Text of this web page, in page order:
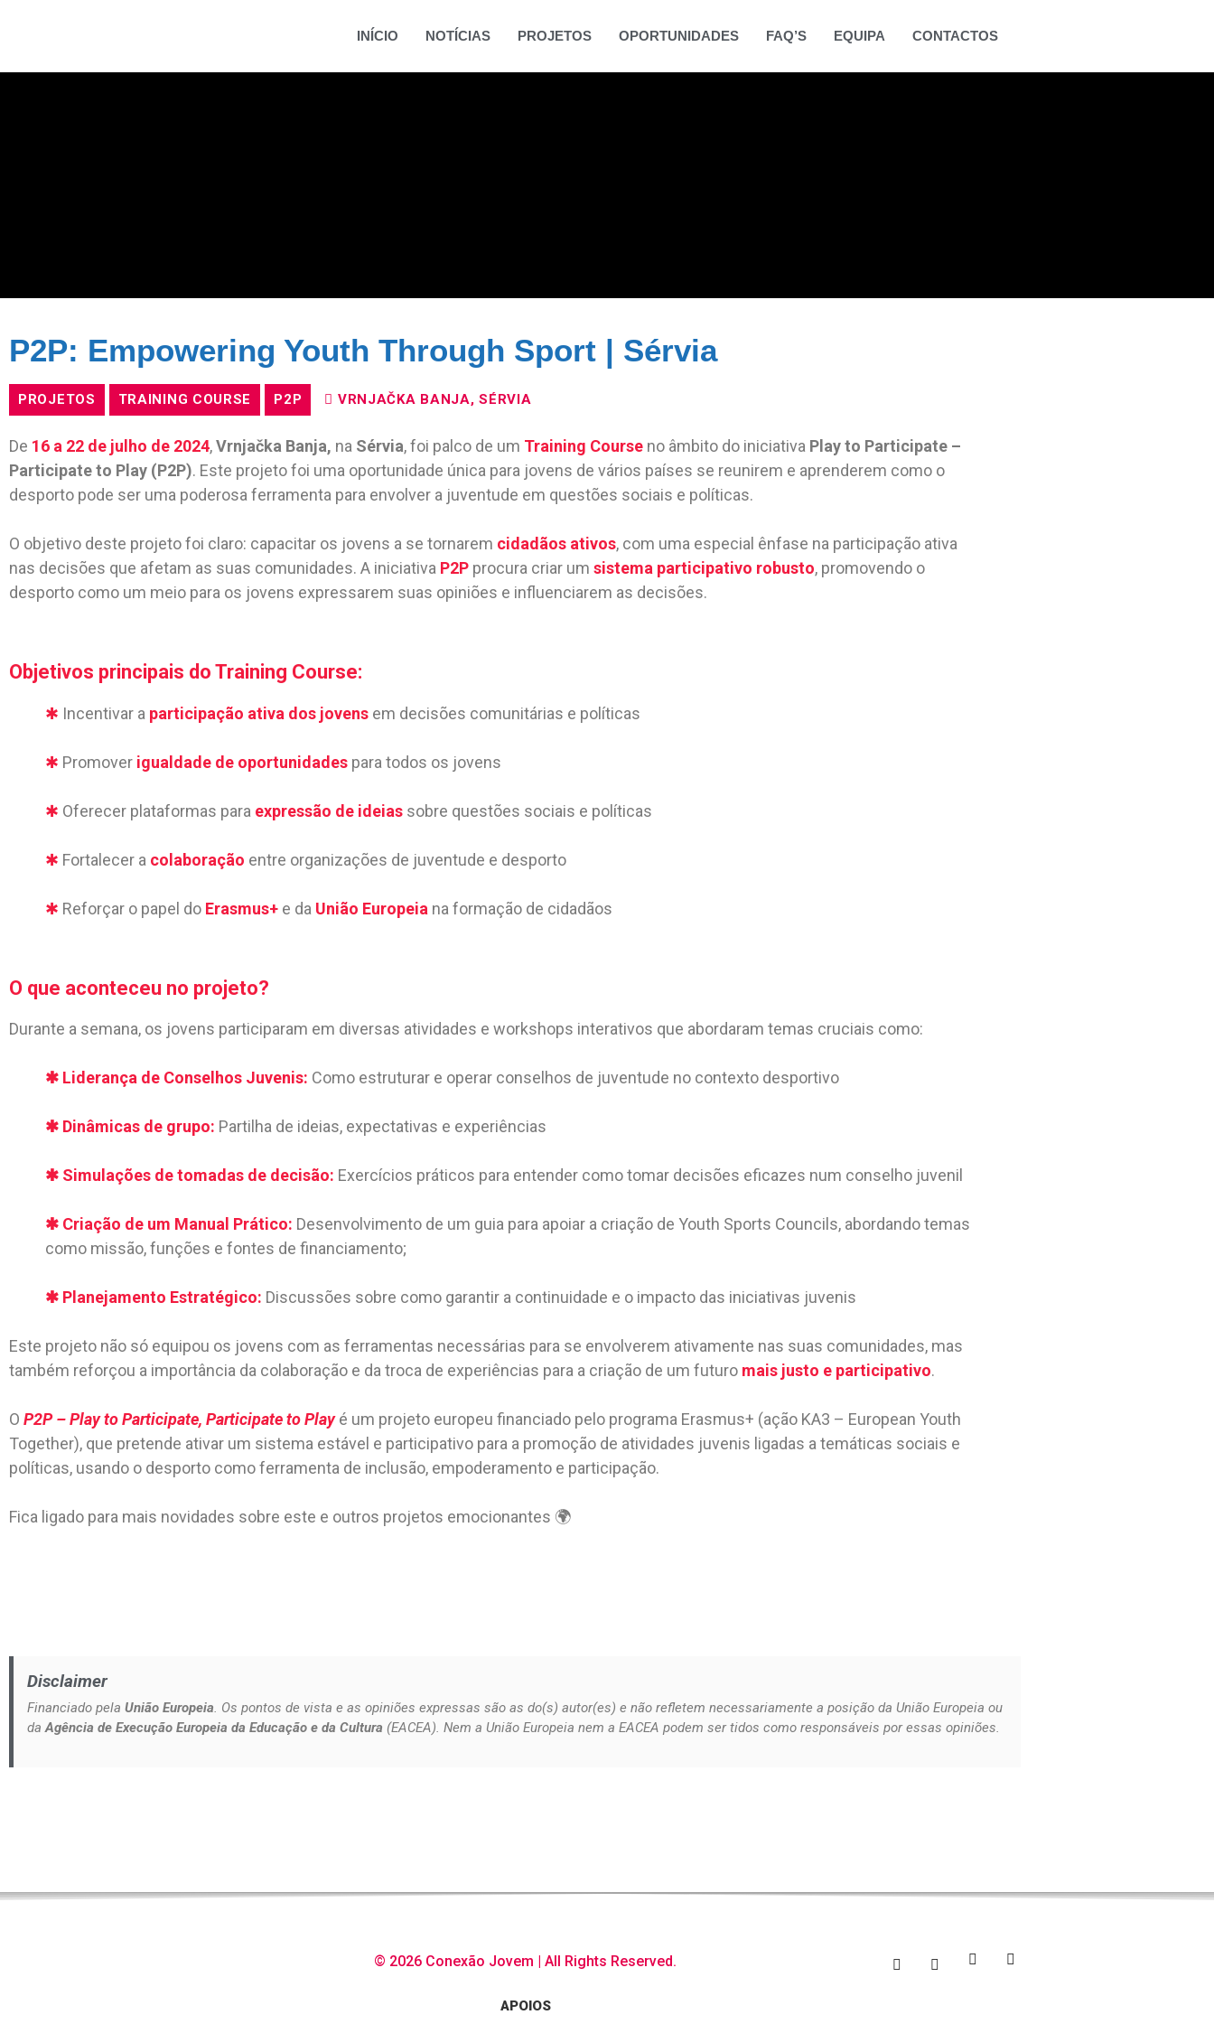
INÍCIO NOTÍCIAS PROJETOS OPORTUNIDADES FAQ’S EQUIPA CONTACTOS
P2P: Empowering Youth Through Sport | Sérvia
PROJETOS TRAINING COURSE P2P VRNJAČKA BANJA, SÉRVIA
De 16 a 22 de julho de 2024,Vrnjačka Banja, na Sérvia, foi palco de um Training Course no âmbito do iniciativa Play to Participate –
Participate to Play (P2P). Este projeto foi uma oportunidade única para jovens de vários países se reunirem e aprenderem como o
desporto pode ser uma poderosa ferramenta para envolver a juventude em questões sociais e políticas.
O objetivo deste projeto foi claro: capacitar os jovens a se tornarem cidadãos ativos, com uma especial ênfase na participação ativa
nas decisões que afetam as suas comunidades. A iniciativa P2P procura criar um sistema participativo robusto, promovendo o
desporto como um meio para os jovens expressarem suas opiniões e influenciarem as decisões.
Objetivos principais do Training Course:
✱ Incentivar a participação ativa dos jovens em decisões comunitárias e políticas
✱ Promover igualdade de oportunidades para todos os jovens
✱ Oferecer plataformas para expressão de ideias sobre questões sociais e políticas
✱ Fortalecer a colaboração entre organizações de juventude e desporto
✱ Reforçar o papel do Erasmus+ e da União Europeia na formação de cidadãos
O que aconteceu no projeto?
Durante a semana, os jovens participaram em diversas atividades e workshops interativos que abordaram temas cruciais como:
✱ Liderança de Conselhos Juvenis: Como estruturar e operar conselhos de juventude no contexto desportivo
✱ Dinâmicas de grupo: Partilha de ideias, expectativas e experiências
✱ Simulações de tomadas de decisão: Exercícios práticos para entender como tomar decisões eficazes num conselho juvenil
✱ Criação de um Manual Prático: Desenvolvimento de um guia para apoiar a criação de Youth Sports Councils, abordando temas
como missão, funções e fontes de financiamento;
✱ Planejamento Estratégico: Discussões sobre como garantir a continuidade e o impacto das iniciativas juvenis
Este projeto não só equipou os jovens com as ferramentas necessárias para se envolverem ativamente nas suas comunidades, mas
também reforçou a importância da colaboração e da troca de experiências para a criação de um futuro mais justo e participativo.
O P2P – Play to Participate, Participate to Playé um projeto europeu financiado pelo programa Erasmus+ (ação KA3 – European Youth
Together), que pretende ativar um sistema estável e participativo para a promoção de atividades juvenis ligadas a temáticas sociais e
políticas, usando o desporto como ferramenta de inclusão, empoderamento e participação.
Fica ligado para mais novidades sobre este e outros projetos emocionantes 🌍
Disclaimer
Financiado pela União Europeia. Os pontos de vista e as opiniões expressas são as do(s) autor(es) e não refletem necessariamente a posição da União Europeia ou
daAgência de Execução Europeia da Educação e da Cultura (EACEA). Nem a União Europeia nem a EACEA podem ser tidos como responsáveis por essas opiniões.
© 2026 Conexão Jovem | All Rights Reserved.
APOIOS